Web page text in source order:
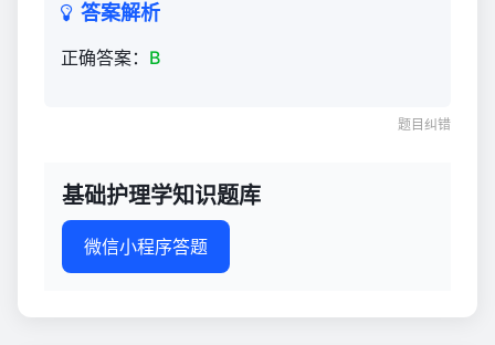
答案解析
正确答案： B
题目纠错
基础护理学知识题库
微信小程序答题